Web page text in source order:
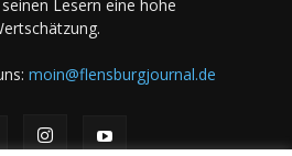
Lesern eine hohe
moin@flensburgjournal.de